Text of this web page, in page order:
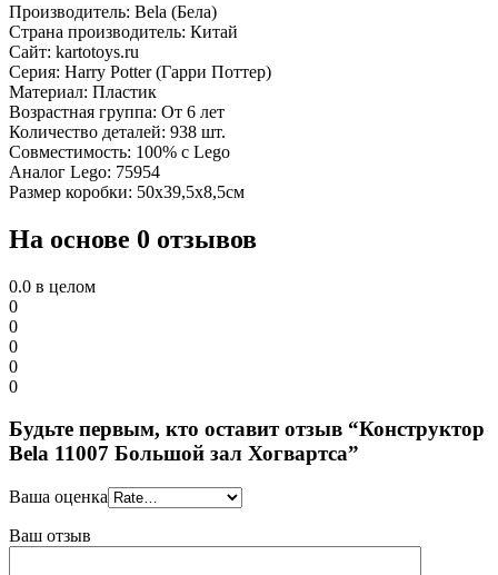
Производитель: Bela (Бела)
Страна производитель: Китай
Сайт: kartotoys.ru
Серия: Harry Potter (Гарри Поттер)
Материал: Пластик
Возрастная группа: От 6 лет
Количество деталей: 938 шт.
Совместимость: 100% с Lego
Аналог Lego: 75954
Размер коробки: 50х39,5х8,5см
На основе 0 отзывов
0.0 в целом
0
0
0
0
0
Будьте первым, кто оставит отзыв “Конструктор
Bela 11007 Большой зал Хогвартса”
Ваша оценка
Ваш отзыв